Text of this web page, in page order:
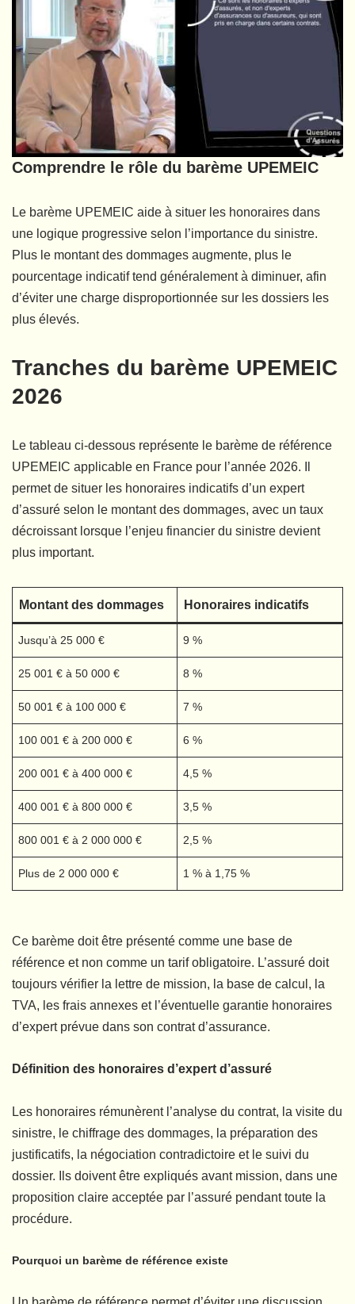
Comprendre le rôle du barème UPEMEIC
Le barème UPEMEIC aide à situer les honoraires dans
une logique progressive selon l’importance du sinistre.
Plus le montant des dommages augmente, plus le
pourcentage indicatif tend généralement à diminuer, afin
d’éviter une charge disproportionnée sur les dossiers les
plus élevés.
Tranches du barème UPEMEIC
2026
Le tableau ci-dessous représente le barème de référence
UPEMEIC applicable en France pour l’année 2026. Il
permet de situer les honoraires indicatifs d’un expert
d’assuré selon le montant des dommages, avec un taux
décroissant lorsque l’enjeu financier du sinistre devient
plus important.
Montant des dommages Honoraires indicatifs
Jusqu’à 25 000 € 9 %
25 001 € à 50 000 € 8 %
50 001 € à 100 000 € 7 %
100 001 € à 200 000 € 6 %
200 001 € à 400 000 € 4,5 %
400 001 € à 800 000 € 3,5 %
800 001 € à 2 000 000 € 2,5 %
Plus de 2 000 000 € 1 % à 1,75 %
Ce barème doit être présenté comme une base de
référence et non comme un tarif obligatoire. L’assuré doit
toujours vérifier la lettre de mission, la base de calcul, la
TVA, les frais annexes et l’éventuelle garantie honoraires
d’expert prévue dans son contrat d’assurance.
Définition des honoraires d’expert d’assuré
Les honoraires rémunèrent l’analyse du contrat, la visite du
sinistre, le chiffrage des dommages, la préparation des
justificatifs, la négociation contradictoire et le suivi du
dossier. Ils doivent être expliqués avant mission, dans une
proposition claire acceptée par l’assuré pendant toute la
procédure.
Pourquoi un barème de référence existe